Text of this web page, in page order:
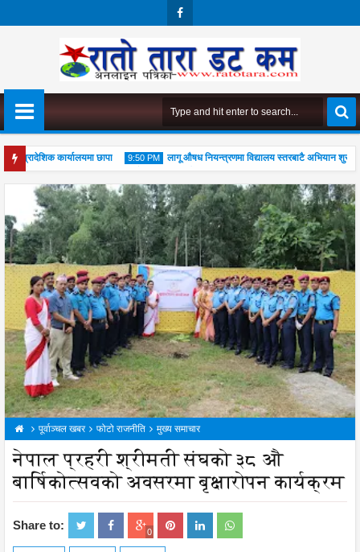
Boo
प्रादेशिक कार्यालयमा छापा 9:50 PM
04 Aug
2026
लागू औषध नियन्त्रणमा विद्यालय स्तरबाटै अभियान शुरु
महोत्सव सम्पन्न, आध्यात्मिक जीवनशैली अपनाउन जोड
पूर्वाञ्चल खबर फोटो राजनीति मुख्य समाचार
नेपाल प्रहरी श्रीमती संघको ३८ औ
बार्षिकोत्सवको अवसरमा बृक्षारोपन कार्यक्रम
Share to: 0